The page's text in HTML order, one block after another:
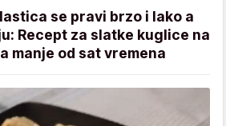
se pravi brzo i lako a
Recept za slatke kuglice na
manje od sat vremena